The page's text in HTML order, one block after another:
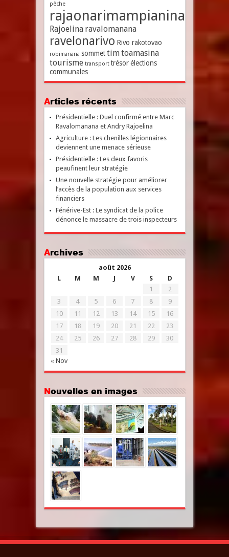
pêche
rajaonarimampianina
Rajoelina ravalomanana
ravelonarivo Rivo rakotovao
robimanana sommet timtoamasina
tourisme transport trésor élections
communales
Articles récents
Présidentielle : Duel confirmé entre Marc
Ravalomanana et Andry Rajoelina
Agriculture : Les chenilles légionnaires
deviennent une menace sérieuse
Présidentielle : Les deux favoris
peaufinent leur stratégie
Une nouvelle stratégie pour améliorer
l’accès de la population aux services
financiers
Fénérive-Est : Le syndicat de la police
dénonce le massacre de trois inspecteurs
Archives
août 2026
L
M M J V S D
« Nov
1
2
3
4 5 6 7 8
9
10
11 12 13 14 15
16
17
18 19 20 21 22
23
24
25 26 27 28 29
30
31
Nouvelles en images